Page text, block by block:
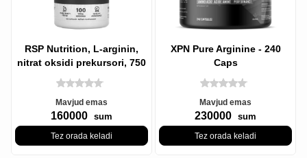
RSP Nutrition, L-arginin,
nitrat oksidi prekursori, 750
mg, 100 kapsula
Mavjud emas
160000 sum
Tez orada keladi
XPN Pure Arginine - 240
Caps
Mavjud emas
230000 sum
Tez orada keladi